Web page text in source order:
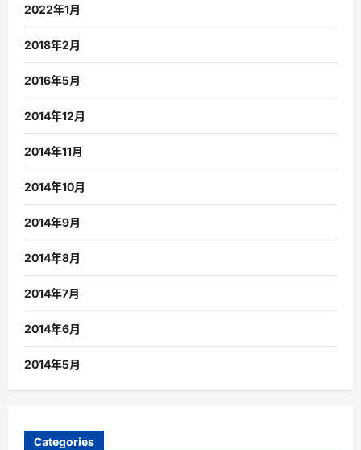
2022年1月
2018年2月
2016年5月
2014年12月
2014年11月
2014年10月
2014年9月
2014年8月
2014年7月
2014年6月
2014年5月
Categories